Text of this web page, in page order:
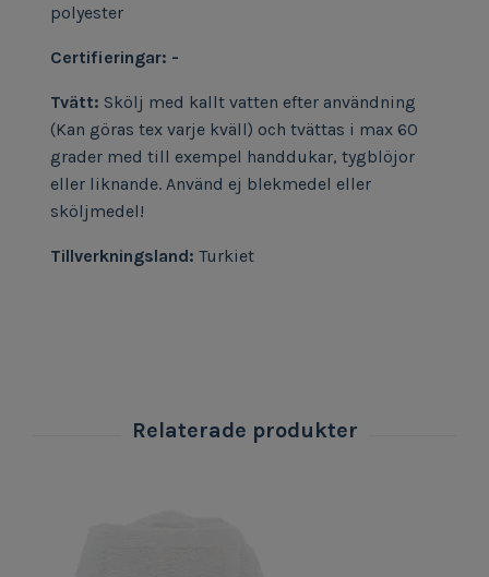
polyester
Certifieringar: -
Tvätt: Skölj med kallt vatten efter användning
(Kan göras tex varje kväll) och tvättas i max 60
grader med till exempel handdukar, tygblöjor
eller liknande. Använd ej blekmedel eller
sköljmedel!
Tillverkningsland: Turkiet